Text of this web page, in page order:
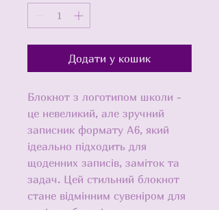
Додати у кошик
Блокнот з логотипом школи -
це невеликий, але зручний
записник формату А6, який
ідеально підходить для
щоденних записів, заміток та
задач. Цей стильний блокнот
стане відмінним сувеніром для